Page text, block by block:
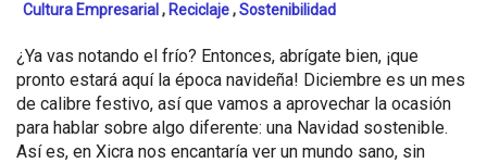
Cultura Empresarial , Reciclaje,Sostenibilidad
¿Ya vas notando el frío? Entonces, abrígate bien, ¡que
pronto estará aquí la época navideña! Diciembre es un mes
de calibre festivo, así que vamos a aprovechar la ocasión
para hablar sobre algo diferente: una Navidad sostenible.
Así es, en Xicra nos encantaría ver un mundo sano, sin